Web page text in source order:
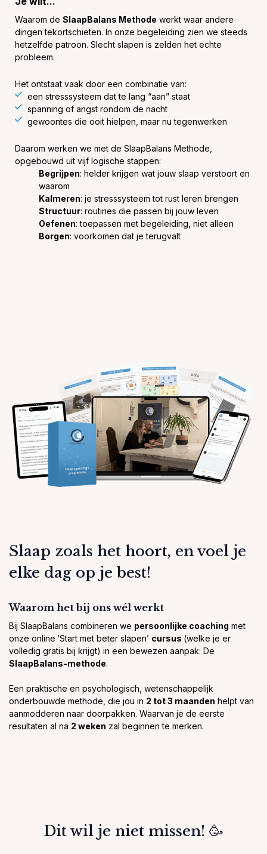
Waarom de SlaapBalans Methode werkt waar andere
dingen tekortschieten. In onze begeleiding zien we steeds
hetzelfde patroon. Slecht slapen is zelden het echte
probleem.
Het ontstaat vaak door een combinatie van:
een stresssysteem dat te lang “aan” staat
spanning of angst rondom de nacht
gewoontes die ooit hielpen, maar nu tegenwerken
Daarom werken we met de SlaapBalans Methode,
opgebouwd uit vijf logische stappen:
Begrijpen: helder krijgen wat jouw slaap verstoort en
waarom
Kalmeren: je stresssysteem tot rust leren brengen
Structuur: routines die passen bij jouw leven
Oefenen: toepassen met begeleiding, niet alleen
Borgen: voorkomen dat je terugvalt
Slaap zoals het hoort, en voel je
elke dag op je best!
Waarom het bij ons wél werkt
Bij SlaapBalans combineren we persoonlijke coaching met
onze online ‘Start met beter slapen’ cursus (welke je er
volledig gratis bij krijgt) in een bewezen aanpak: De
SlaapBalans-methode.
Een praktische en psychologisch, wetenschappelijk
onderbouwde methode, die jou in 2 tot 3 maanden helpt van
aanmodderen naar doorpakken. Waarvan je de eerste
resultaten al na 2 weken zal beginnen te merken.
Dit wil je niet missen! 🥳